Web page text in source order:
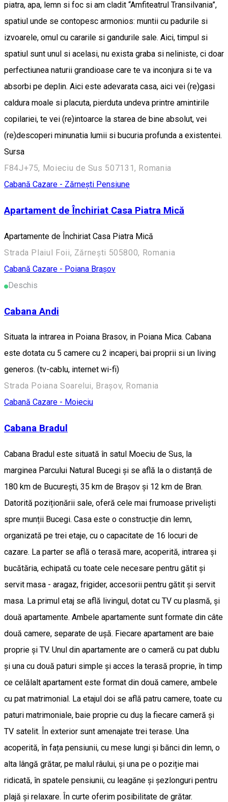
piatra, apa, lemn si foc si am cladit “Amfiteatrul Transilvania”,
spatiul unde se contopesc armonios: muntii cu padurile si
izvoarele, omul cu cararile si gandurile sale. Aici, timpul si
spatiul sunt unul si acelasi, nu exista graba si neliniste, ci doar
perfectiunea naturii grandioase care te va inconjura si te va
absorbi pe deplin. Aici este adevarata casa, aici vei (re)gasi
caldura moale si placuta, pierduta undeva printre amintirile
copilariei, te vei (re)intoarce la starea de bine absolut, vei
(re)descoperi minunatia lumii si bucuria profunda a existentei.
Sursa
F84J+75, Moieciu de Sus 507131, Romania
Cabană Cazare - Zărnești Pensiune
Apartament de Închiriat Casa Piatra Mică
Apartamente de Închiriat Casa Piatra Mică
Strada Plaiul Foii, Zărnești 505800, Romania
Cabană Cazare - Poiana Brașov
Deschis
Cabana Andi
Situata la intrarea in Poiana Brasov, in Poiana Mica. Cabana
este dotata cu 5 camere cu 2 incaperi, bai proprii si un living
generos. (tv-cablu, internet wi-fi)
Strada Poiana Soarelui, Brașov, Romania
Cabană Cazare - Moieciu
Cabana Bradul
Cabana Bradul este situată în satul Moeciu de Sus, la
marginea Parcului Natural Bucegi și se află la o distanță de
180 km de București, 35 km de Brașov și 12 km de Bran.
Datorită poziționării sale, oferă cele mai frumoase priveliști
spre munții Bucegi. Casa este o construcție din lemn,
organizată pe trei etaje, cu o capacitate de 16 locuri de
cazare. La parter se află o terasă mare, acoperită, intrarea și
bucătăria, echipată cu toate cele necesare pentru gătit și
servit masa - aragaz, frigider, accesorii pentru gătit și servit
masa. La primul etaj se află livingul, dotat cu TV cu plasmă, și
două apartamente. Ambele apartamente sunt formate din câte
două camere, separate de ușă. Fiecare apartament are baie
proprie și TV. Unul din apartamente are o cameră cu pat dublu
și una cu două paturi simple și acces la terasă proprie, în timp
ce celălalt apartament este format din două camere, ambele
cu pat matrimonial. La etajul doi se află patru camere, toate cu
paturi matrimoniale, baie proprie cu duș la fiecare cameră și
TV satelit. În exterior sunt amenajate trei terase. Una
acoperită, în fața pensiunii, cu mese lungi și bănci din lemn, o
alta lângă grătar, pe malul râului, și una pe o poziție mai
ridicată, în spatele pensiunii, cu leagăne și șezlonguri pentru
plajă și relaxare. În curte oferim posibilitate de grătar.